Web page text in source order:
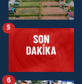
5
6